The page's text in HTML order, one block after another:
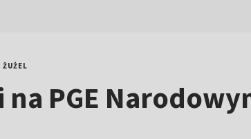
ŻUŻEL
na PGE